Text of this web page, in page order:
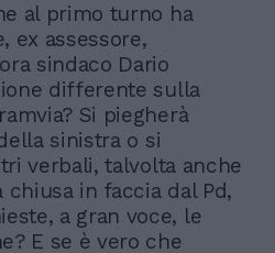
al primo turno ha
ex assessore,
sindaco Dario
differente sulla
Si piegherà
sinistra o si
verbali, talvolta anche
in faccia dal Pd,
a gran voce, le
E se è vero che